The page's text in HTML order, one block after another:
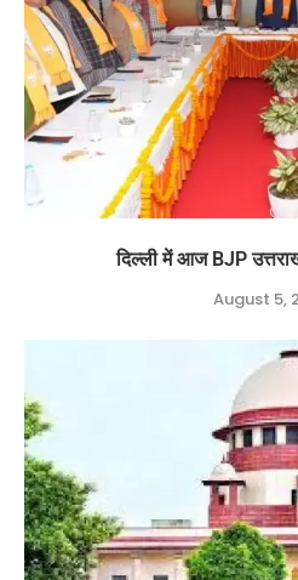
दिल्ली में आज BJP
August 5,